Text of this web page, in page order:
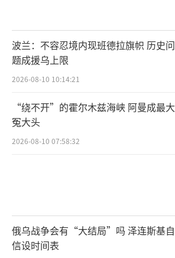
波兰：不容忍境内现班德拉旗帜 历史问
题成援乌上限
2026-08-10 10:14:21
“绕不开”的霍尔木兹海峡 阿曼成最大
冤大头
2026-08-10 07:58:32
俄乌战争会有“大结局”吗 泽连斯基自
信设时间表